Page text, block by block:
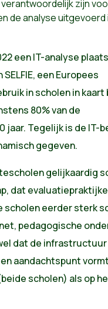
zijn
de analyse uitgevoerd
een IT-analyse
een Europees
in scholen in kaart
80% van de
jaar. Tegelijk is de IT-
gegeven.
gelijkaardig
dat
scholen eerder sterk
pedagogische
dat de infrastructuur
aandachtspunt
scholen) als op